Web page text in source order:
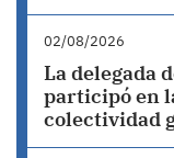
02/08/2026
La delegada
participó en
colectividad